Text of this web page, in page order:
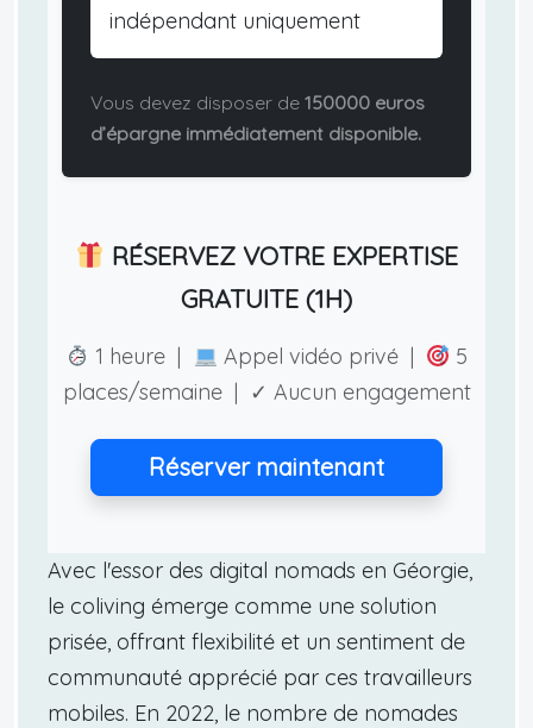
indépendant uniquement
Vous devez disposer de 150000 euros
d’épargne immédiatement disponible.
RÉSERVEZ VOTRE EXPERTISE
GRATUITE (1H)
1 heure | Appel vidéo privé |
5
places/semaine | ✓ Aucun engagement
Réserver maintenant
Avec l'essor des digital nomads en Géorgie,
le coliving émerge comme une solution
prisée, offrant flexibilité et un sentiment de
communauté apprécié par ces travailleurs
mobiles. En 2022, le nombre de nomades